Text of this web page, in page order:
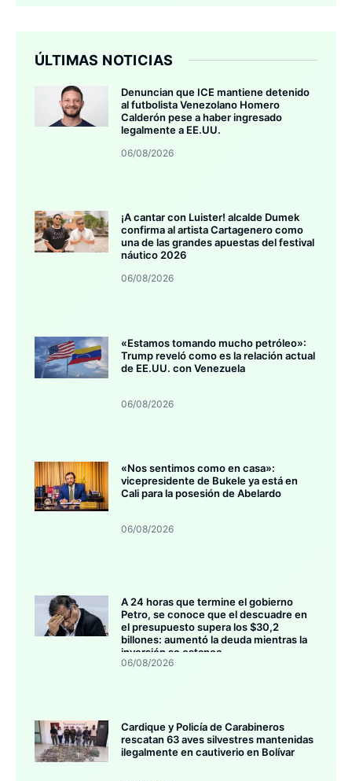
ÚLTIMAS NOTICIAS
Denuncian que ICE mantiene detenido
al futbolista Venezolano Homero
Calderón pese a haber ingresado
legalmente a EE.UU.
06/08/2026
¡A cantar con Luister! alcalde Dumek
confirma al artista Cartagenero como
una de las grandes apuestas del festival
náutico 2026
06/08/2026
«Estamos tomando mucho petróleo»:
Trump reveló como es la relación actual
de EE.UU. con Venezuela
06/08/2026
«Nos sentimos como en casa»:
vicepresidente de Bukele ya está en
Cali para la posesión de Abelardo
06/08/2026
A 24 horas que termine el gobierno
Petro, se conoce que el descuadre en
el presupuesto supera los $30,2
billones: aumentó la deuda mientras la
inversión se estanca
06/08/2026
Cardique y Policía de Carabineros
rescatan 63 aves silvestres mantenidas
ilegalmente en cautiverio en Bolívar